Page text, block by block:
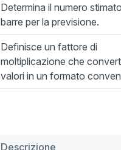
Determina il numero
barre per la previsione.
Definisce un fattore di
moltiplicazione che
valori in un formato
Descrizione